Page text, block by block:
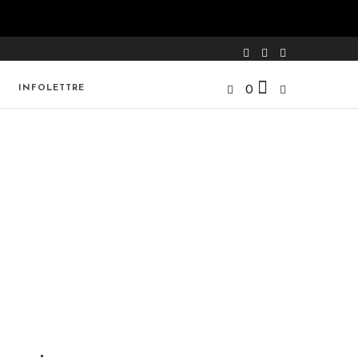
INFOLETTRE 0